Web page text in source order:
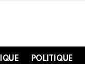
POLITIQUE